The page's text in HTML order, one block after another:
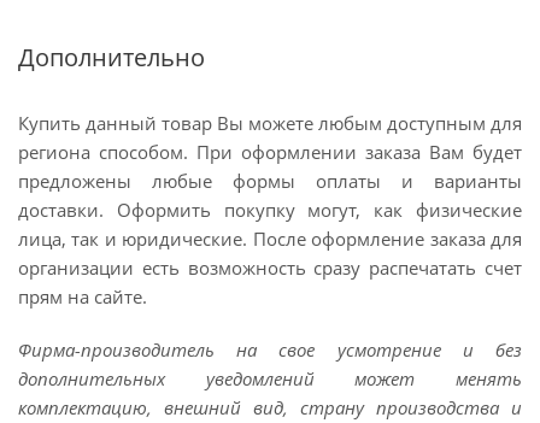
Дополнительно
Купить данный товар Вы можете любым доступным для
региона способом. При оформлении заказа Вам будет
предложены любые формы оплаты и варианты
доставки. Оформить покупку могут, как физические
лица, так и юридические. После оформление заказа для
организации есть возможность сразу распечатать счет
прям на сайте.
Фирма-производитель на свое усмотрение и без
дополнительных уведомлений может менять
комплектацию, внешний вид, страну производства и